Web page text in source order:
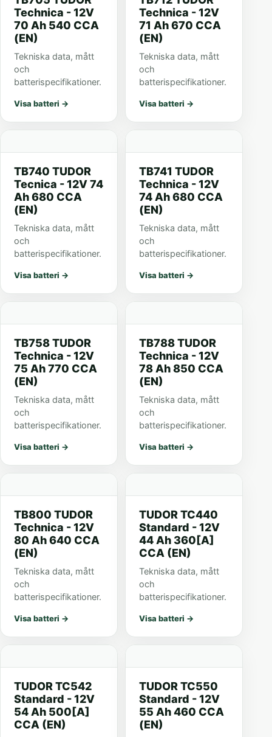
Technica - 12V
70 Ah 540 CCA
(EN)
Tekniska data, mått
och
batterispecifikationer.
Visa batteri →
Technica - 12V
71 Ah 670 CCA
(EN)
Tekniska data, mått
och
batterispecifikationer.
Visa batteri →
TB740 TUDOR
Tecnica - 12V 74
Ah 680 CCA
(EN)
Tekniska data, mått
och
batterispecifikationer.
Visa batteri →
TB741 TUDOR
Technica - 12V
74 Ah 680 CCA
(EN)
Tekniska data, mått
och
batterispecifikationer.
Visa batteri →
TB758 TUDOR
Technica - 12V
75 Ah 770 CCA
(EN)
Tekniska data, mått
och
batterispecifikationer.
Visa batteri →
TB788 TUDOR
Technica - 12V
78 Ah 850 CCA
(EN)
Tekniska data, mått
och
batterispecifikationer.
Visa batteri →
TB800 TUDOR
Technica - 12V
80 Ah 640 CCA
(EN)
Tekniska data, mått
och
batterispecifikationer.
Visa batteri →
TUDOR TC440
Standard - 12V
44 Ah 360[A]
CCA (EN)
Tekniska data, mått
och
batterispecifikationer.
Visa batteri →
TUDOR TC542
Standard - 12V
54 Ah 500[A]
CCA (EN)
TUDOR TC550
Standard - 12V
55 Ah 460 CCA
(EN)